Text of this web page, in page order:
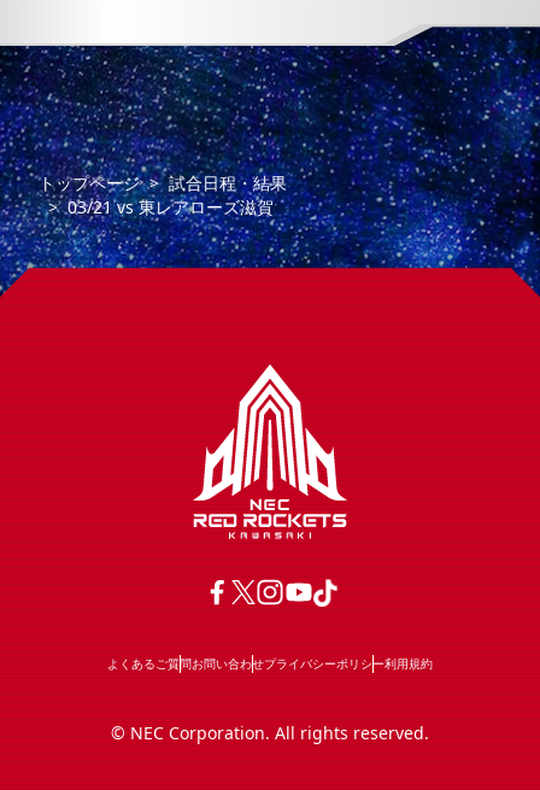
トップページ
試合日程・結果
03/21vs東レアローズ滋賀
よくあるご質問お問い合わせプライバシーポリシー利用規約
© NEC Corporation. All rights reserved.